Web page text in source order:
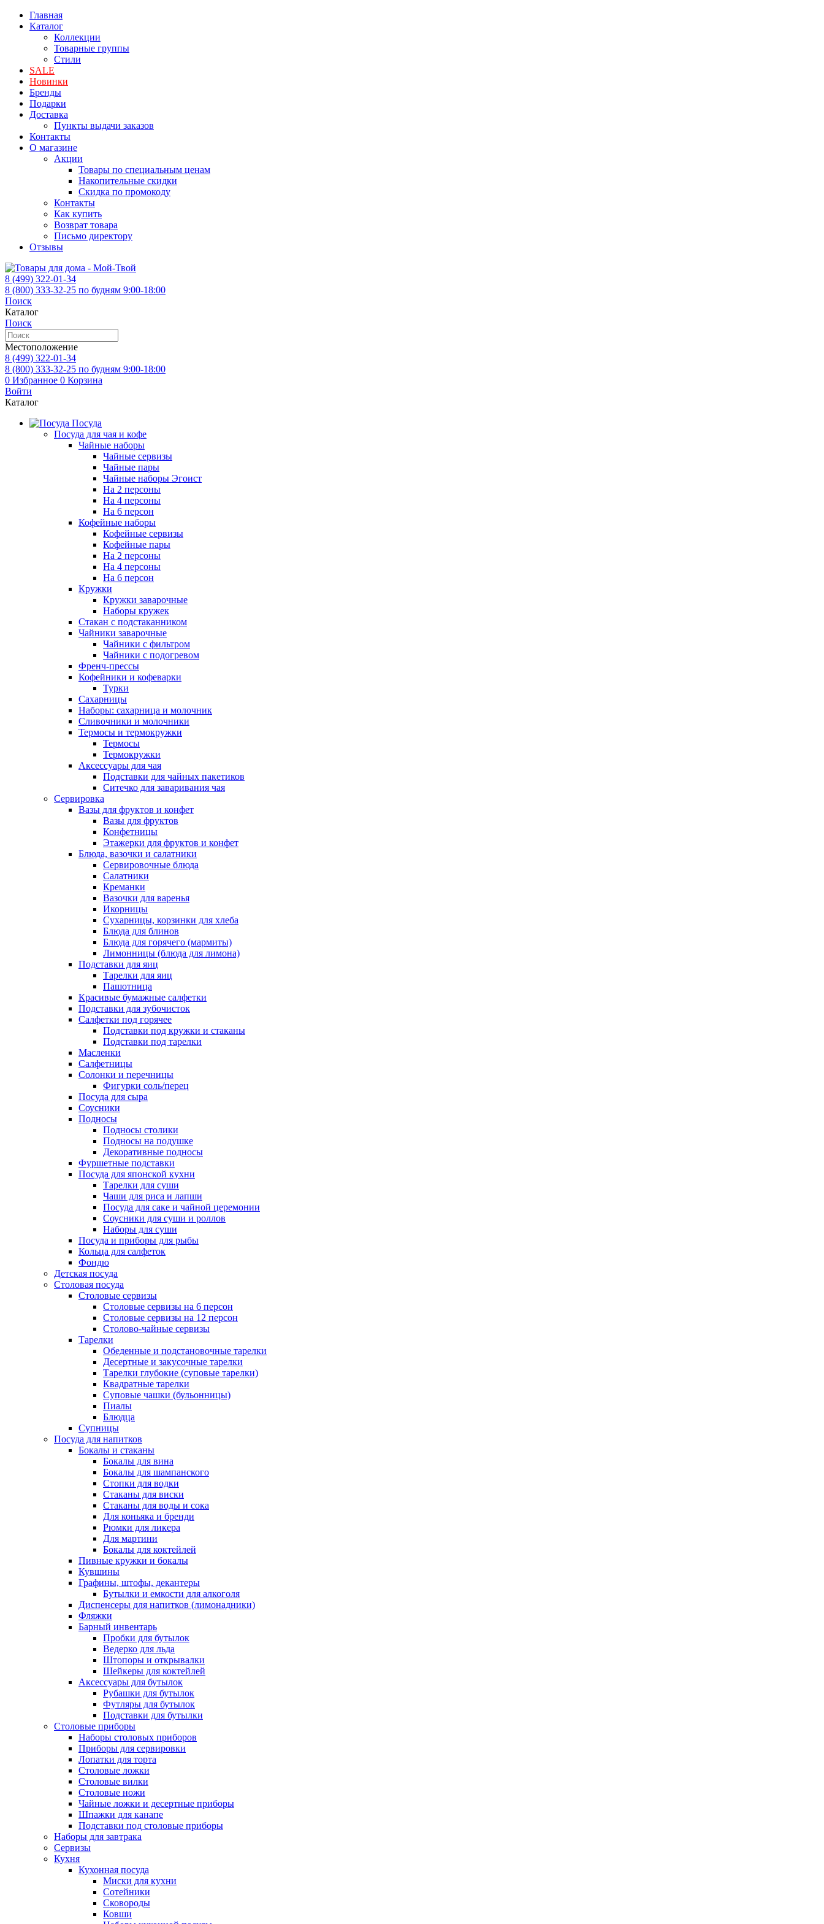
Главная
Каталог
Коллекции
Товарные группы
Стили
SALE
Новинки
Бренды
Подарки
Доставка
Пункты выдачи заказов
Контакты
О магазине
Акции
Товары по специальным ценам
Накопительные скидки
Скидка по промокоду
Контакты
Как купить
Возврат товара
Письмо директору
Отзывы
8 (499) 322-01-34
8 (800) 333-32-25 по будням 9:00-18:00
Поиск
Каталог
Поиск
Местоположение
8 (499) 322-01-34
8 (800) 333-32-25 по будням 9:00-18:00
0 Избранное 0 Корзина
Войти
Каталог
Посуда
Посуда для чая и кофе
Чайные наборы
Чайные сервизы
Чайные пары
Чайные наборы Эгоист
На 2 персоны
На 4 персоны
На 6 персон
Кофейные наборы
Кофейные сервизы
Кофейные пары
На 2 персоны
На 4 персоны
На 6 персон
Кружки
Кружки заварочные
Наборы кружек
Стакан с подстаканником
Чайники заварочные
Чайники с фильтром
Чайники с подогревом
Френч-прессы
Кофейники и кофеварки
Турки
Сахарницы
Наборы: сахарница и молочник
Сливочники и молочники
Термосы и термокружки
Термосы
Термокружки
Аксессуары для чая
Подставки для чайных пакетиков
Ситечко для заваривания чая
Сервировка
Вазы для фруктов и конфет
Вазы для фруктов
Конфетницы
Этажерки для фруктов и конфет
Блюда, вазочки и салатники
Сервировочные блюда
Салатники
Креманки
Вазочки для варенья
Икорницы
Сухарницы, корзинки для хлеба
Блюда для блинов
Блюда для горячего (мармиты)
Лимонницы (блюда для лимона)
Подставки для яиц
Тарелки для яиц
Пашотница
Красивые бумажные салфетки
Подставки для зубочисток
Салфетки под горячее
Подставки под кружки и стаканы
Подставки под тарелки
Масленки
Салфетницы
Солонки и перечницы
Фигурки соль/перец
Посуда для сыра
Соусники
Подносы
Подносы столики
Подносы на подушке
Декоративные подносы
Фуршетные подставки
Посуда для японской кухни
Тарелки для суши
Чаши для риса и лапши
Посуда для саке и чайной церемонии
Соусники для суши и роллов
Наборы для суши
Посуда и приборы для рыбы
Кольца для салфеток
Фондю
Детская посуда
Столовая посуда
Столовые сервизы
Столовые сервизы на 6 персон
Столовые сервизы на 12 персон
Столово-чайные сервизы
Тарелки
Обеденные и подстановочные тарелки
Десертные и закусочные тарелки
Тарелки глубокие (суповые тарелки)
Квадратные тарелки
Суповые чашки (бульонницы)
Пиалы
Блюдца
Супницы
Посуда для напитков
Бокалы и стаканы
Бокалы для вина
Бокалы для шампанского
Стопки для водки
Стаканы для виски
Стаканы для воды и сока
Для коньяка и бренди
Рюмки для ликера
Для мартини
Бокалы для коктейлей
Пивные кружки и бокалы
Кувшины
Графины, штофы, декантеры
Бутылки и емкости для алкоголя
Диспенсеры для напитков (лимонадники)
Фляжки
Барный инвентарь
Пробки для бутылок
Ведерко для льда
Штопоры и открывалки
Шейкеры для коктейлей
Аксессуары для бутылок
Рубашки для бутылок
Футляры для бутылок
Подставки для бутылки
Столовые приборы
Наборы столовых приборов
Приборы для сервировки
Лопатки для торта
Столовые ложки
Столовые вилки
Столовые ножи
Чайные ложки и десертные приборы
Шпажки для канапе
Подставки под столовые приборы
Наборы для завтрака
Сервизы
Кухня
Кухонная посуда
Миски для кухни
Сотейники
Сковороды
Ковши